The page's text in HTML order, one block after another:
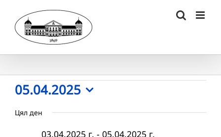
content
Събития
for
05.04.2025
05.04.2025
date.
Цял ден
03.04.2025 г. - 05.04.2025 г.